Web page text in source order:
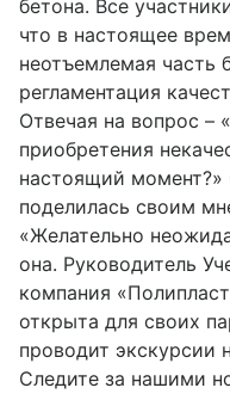
бетона. Все
что в настоящее
неотъемлемая часть
регламентация
Отвечая на вопрос –
приобретения
настоящий
поделилась своим
«Желательно
она. Руководитель
компания
открыта для своих
проводит экскурсии
Следите за нашими